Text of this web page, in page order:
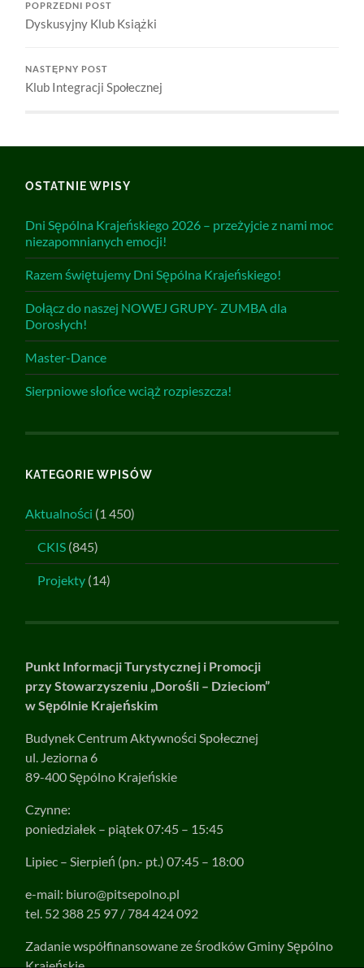
POPRZEDNI POST
Dyskusyjny Klub Książki
NASTĘPNY POST
Klub Integracji Społecznej
OSTATNIE WPISY
Dni Sępólna Krajeńskiego 2026 – przeżyjcie z nami moc
niezapomnianych emocji!
Razem świętujemy Dni Sępólna Krajeńskiego!
Dołącz do naszej NOWEJ GRUPY- ZUMBA dla
Dorosłych!
Master-Dance
Sierpniowe słońce wciąż rozpieszcza!
KATEGORIE WPISÓW
Aktualności (1 450)
CKIS (845)
Projekty (14)
Punkt Informacji Turystycznej i Promocji
przy Stowarzyszeniu „Dorośli – Dzieciom”
w Sępólnie Krajeńskim
Budynek Centrum Aktywności Społecznej
ul. Jeziorna 6
89-400 Sępólno Krajeńskie
Czynne:
poniedziałek – piątek 07:45 – 15:45
Lipiec – Sierpień (pn.- pt.) 07:45 – 18:00
e-mail: biuro@pitsepolno.pl
tel. 52 388 25 97 / 784 424 092
Zadanie współfinansowane ze środków Gminy Sępólno